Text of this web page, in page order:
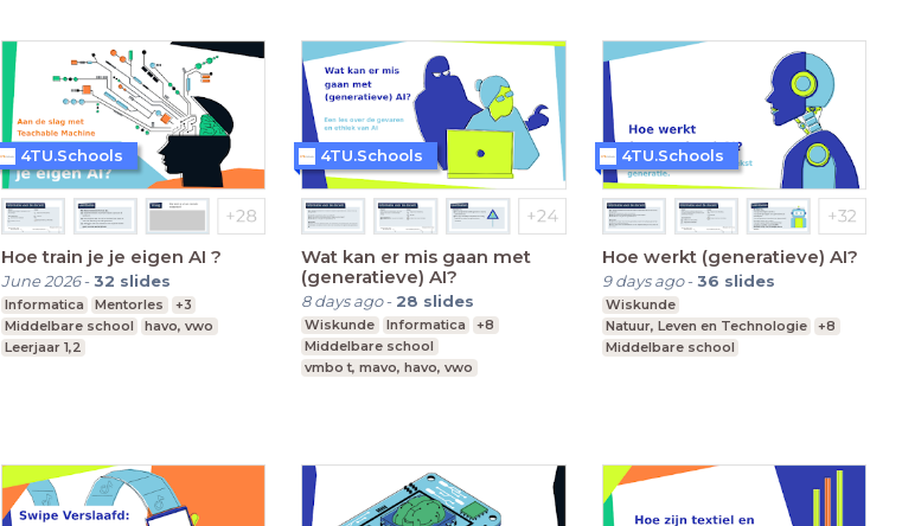
Hoe train je je eigen AI ?
June 2026-32 slides
Informatica Mentorles
+3
Middelbare school
havo, vwo
Leerjaar 1,2
4TU.Schools
Wat kan er mis gaan met
(generatieve) AI?
8 days ago- 28 slides
Wiskunde Informatica
+8
Middelbare school
vmbo t, mavo, havo, vwo
4TU.Schools
Hoe werkt (generatieve) AI?
9 days ago-36 slides
Wiskunde
Natuur, Leven en Technologie
+8
Middelbare school
4TU.Schools